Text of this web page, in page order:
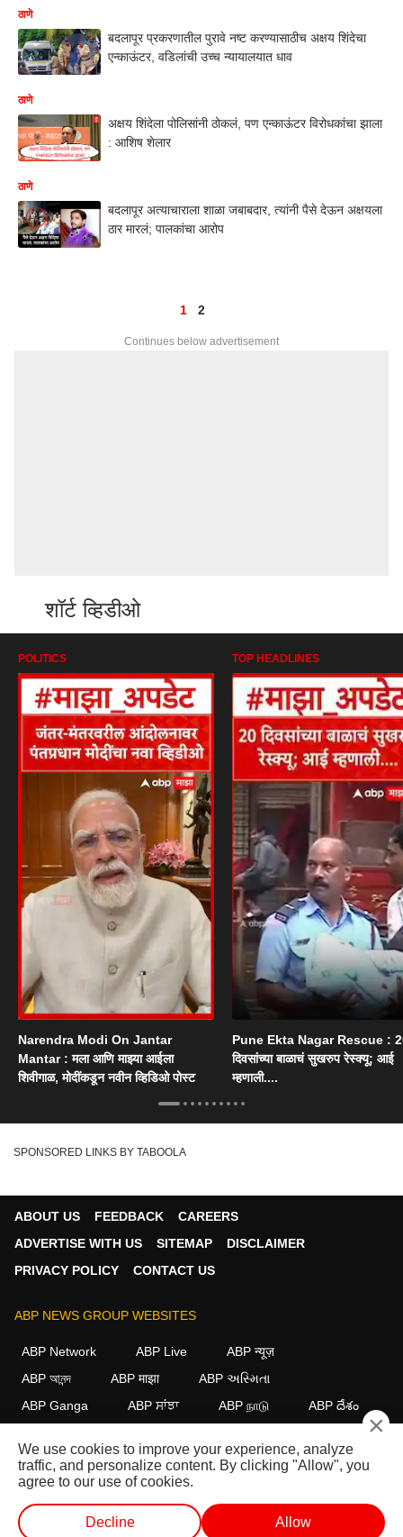
ठाणे
बदलापूर प्रकरणातील पुरावे नष्ट करण्यासाठीच अक्षय शिंदेचा
एन्काऊंटर, वडिलांची उच्च न्यायालयात धाव
ठाणे
अक्षय शिंदेला पोलिसांनी ठोकलं, पण एन्काऊंटर विरोधकांचा झाला
: आशिष शेलार
ठाणे
बदलापूर अत्याचाराला शाळा जबाबदार, त्यांनी पैसे देऊन अक्षयला
ठार मारलं; पालकांचा आरोप
1 2
Continues below advertisement
शॉर्ट व्हिडीओ
POLITICS
Narendra Modi On Jantar
Mantar : मला आणि माझ्या आईला
शिवीगाळ, मोदींकडून नवीन व्हिडिओ पोस्ट
TOP HEADLINES
Pune Ekta Nagar Rescue :
दिवसांच्या बाळाचं सुखरुप रेस्क्यू; आई
म्हणाली....
SPONSORED LINKS BY TABOOLA
ABOUT US FEEDBACK
CAREERS
ADVERTISE WITH US
SITEMAP
DISCLAIMER
PRIVACY POLICY
CONTACT US
ABP NEWS GROUP WEBSITES
ABP Network ABP Live
ABP न्यूज़
ABP আনন্দ
ABP माझा
ABP અસ્મિતા
ABP Ganga
ABP ਸਾਂਝਾ ABP நாடு ABP దేశం
FOLLOW US
This website follows the DNPA Code of Ethics.
Copyright@2026.
All rights reserved.
×
We use cookies to improve your experience, analyze
traffic, and personalize content. By clicking "Allow", you
agree to our use of cookies.
Decline Allow